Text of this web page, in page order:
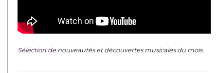
Sélection denouveautés et découvertes musicales du mois.